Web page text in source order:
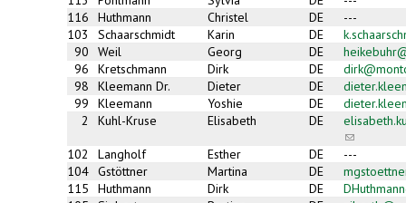
116
Huthmann Christel DE
---
103
Schaarschmidt Karin DE
90
Weil Georg DE
96
Kretschmann Dirk DE
98
Kleemann Dr. Dieter DE
99
Kleemann Yoshie DE
2
Kuhl-Kruse Elisabeth DE
(link
sends
e-
mail)
102 Langholf Esther DE
---
104 Gstöttner Martina DE
115
Huthmann Dirk DE